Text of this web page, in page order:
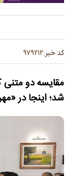
کد خبر:۹۷۹۲۱۲
مقایسه دو متنی
شد؛ اینجا در